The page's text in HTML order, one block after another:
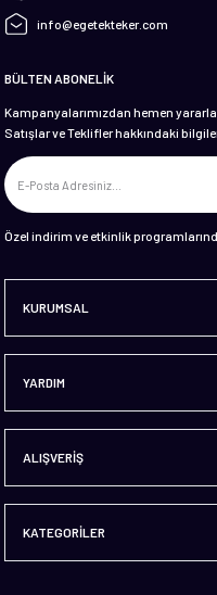
info@egetekteker.com
KURUMSAL
YARDIM
ALIŞVERİŞ
KATEGORİLER
BÜLTEN ABONELİK
Kampanyalarımızdan hemen
Satışlar ve Teklifler hakkındaki
Özel indirim ve etkinlik